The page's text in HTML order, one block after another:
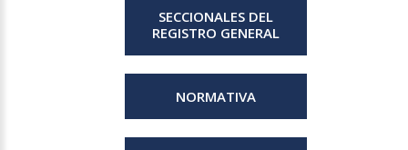
SECCIONALES DEL
REGISTRO GENERAL
NORMATIVA